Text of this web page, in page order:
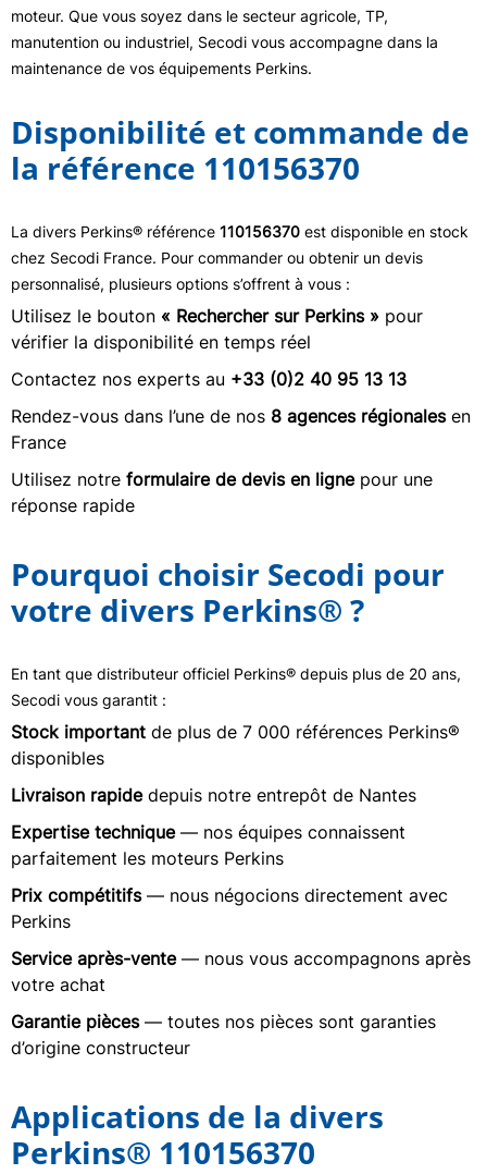
moteur. Que vous soyez dans le secteur agricole, TP,
manutention ou industriel, Secodi vous accompagne dans la
maintenance de vos équipements Perkins.
Disponibilité et commande de
la référence 110156370
La divers Perkins® référence 110156370 est disponible en stock
chez Secodi France. Pour commander ou obtenir un devis
personnalisé, plusieurs options s’offrent à vous :
Utilisez le bouton « Rechercher sur Perkins » pour
vérifier la disponibilité en temps réel
Contactez nos experts au +33 (0)2 40 95 13 13
Rendez-vous dans l’une de nos 8 agences régionalesen
France
Utilisez notre formulaire de devis en lignepour une
réponse rapide
Pourquoi choisir Secodi pour
votre divers Perkins® ?
En tant que distributeur officiel Perkins® depuis plus de 20 ans,
Secodi vous garantit :
Stock important de plus de 7 000 références Perkins®
disponibles
Livraison rapidedepuis notre entrepôt de Nantes
Expertise technique— nos équipes connaissent
parfaitement les moteurs Perkins
Prix compétitifs— nous négocions directement avec
Perkins
Service après-vente— nous vous accompagnons après
votre achat
Garantie pièces— toutes nos pièces sont garanties
d’origine constructeur
Applications de la divers
Perkins® 110156370